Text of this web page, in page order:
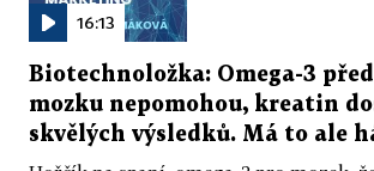
16:13
Biotechnoložka: Omega-3
mozku nepomohou, kreatin
skvělých výsledků. Má to ale